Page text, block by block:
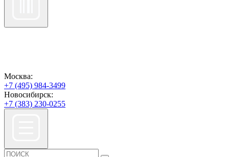
Москва:
+7 (495) 984-3499
Новосибирск:
+7 (383) 230-0255